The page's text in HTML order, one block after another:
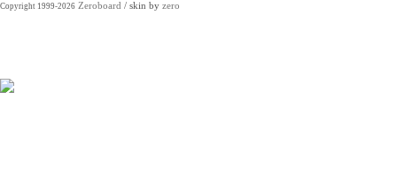
Copyright 1999-2026 Zeroboard / skin by zero